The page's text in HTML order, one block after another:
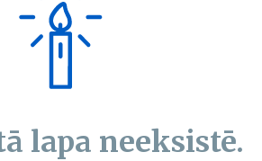
lapa neeksistē.